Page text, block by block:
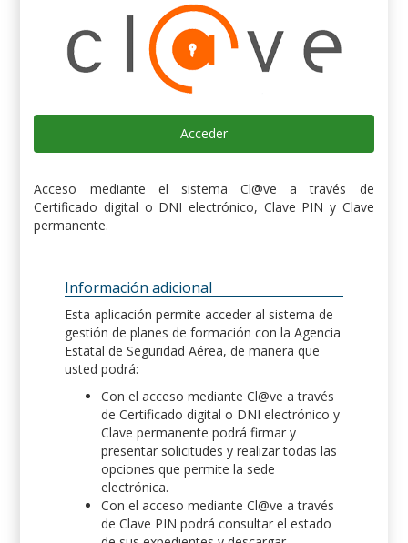
Acceder
Acceso mediante el sistema Cl@ve a través de
Certificado digital o DNI electrónico, Clave PIN y Clave
permanente.
Información adicional
Esta aplicación permite acceder al sistema de
gestión de planes de formación con la Agencia
Estatal de Seguridad Aérea, de manera que
usted podrá:
Con el acceso mediante Cl@ve a través
de Certificado digital o DNI electrónico y
Clave permanente podrá firmar y
presentar solicitudes y realizar todas las
opciones que permite la sede
electrónica.
Con el acceso mediante Cl@ve a través
de Clave PIN podrá consultar el estado